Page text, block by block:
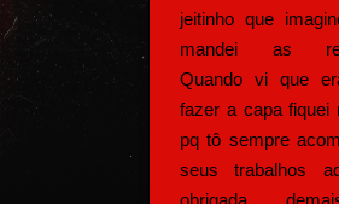
jeitinho que
mandei as
Quando vi que
fazer a capa fiquei
pq tô sempre
seus trabalhos
obrigada